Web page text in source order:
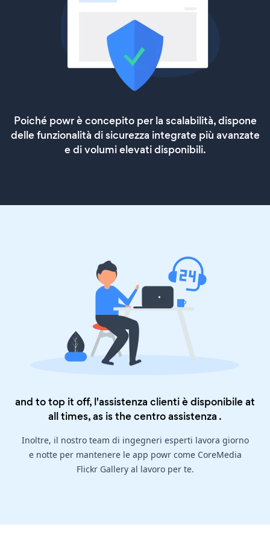
Poiché powr è concepito per la scalabilità, dispone
delle funzionalità di sicurezza integrate più avanzate
e di volumi elevati disponibili.
and to top it off, l'assistenza clienti è disponibile at
all times, as is thecentro assistenza .
Inoltre, il nostro team di ingegneri esperti lavora giorno
e notte per mantenere le app powr come CoreMedia
Flickr Gallery al lavoro per te.